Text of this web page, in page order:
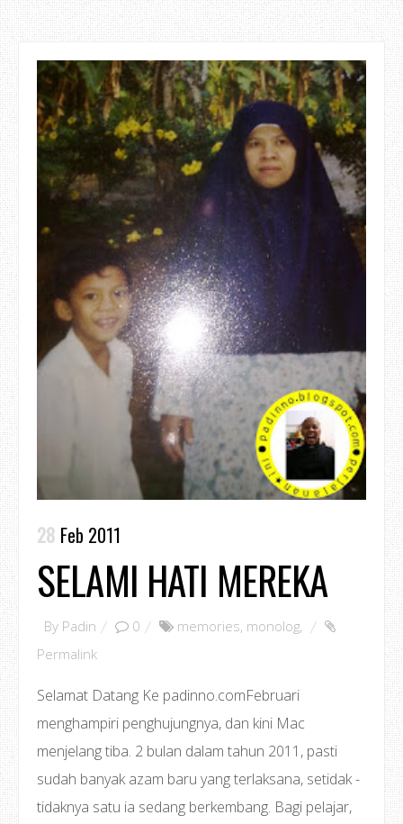
28 Feb 2011
SELAMI HATI MEREKA
By Padin 0 memories, monolog,
Permalink
Selamat Datang Ke padinno.comFebruari
menghampiri penghujungnya, dan kini Mac
menjelang tiba. 2 bulan dalam tahun 2011, pasti
sudah banyak azam baru yang terlaksana, setidak -
tidaknya satu ia sedang berkembang. Bagi pelajar,